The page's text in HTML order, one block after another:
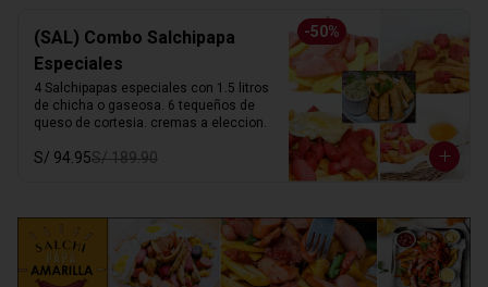
-50%
(SAL) Combo Salchipapa
Especiales
4 Salchipapas especiales con 1.5 litros
de chicha o gaseosa. 6 tequeños de
queso de cortesia. cremas a eleccion.
S/ 94.95S/ 189.90